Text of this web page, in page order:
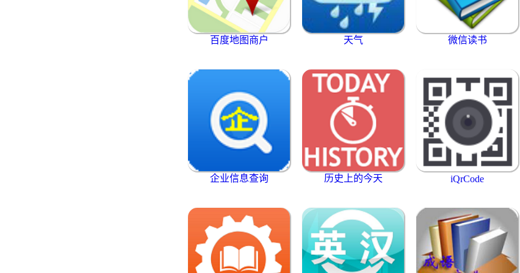
百度地图商户 天气 微信读书
企业信息查询 历史上的今天 iQrCode